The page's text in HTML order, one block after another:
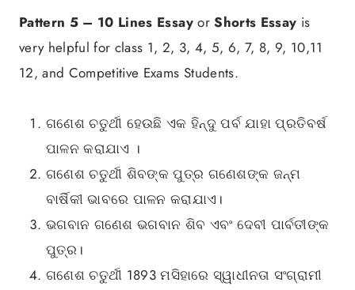
Pattern 5 – 10 Lines EssayorShorts Essay is
very helpful for class 1, 2, 3, 4, 5, 6, 7, 8, 9, 10,11
12, and Competitive Exams Students.
ଗଣେଶ ଚତୁର୍ଥୀ ହେଉଛି ଏକ ହିନ୍ଦୁ ପର୍ବ ଯାହା ପ୍ରତିବର୍ଷ
ପାଳନ କରାଯାଏ ।
ଗଣେଶ ଚତୁର୍ଥୀ ଶିବଙ୍କ ପୁତ୍ର ଗଣେଶଙ୍କ ଜନ୍ମ
ବାର୍ଷିକୀ ଭାବରେ ପାଳନ କରାଯାଏ।
ଭଗବାନ ଗଣେଶ ଭଗବାନ ଶିବ ଏବଂ ଦେବୀ ପାର୍ବତୀଙ୍କ
ପୁତ୍ର।
ଗଣେଶ ଚତୁର୍ଥୀ 1893 ମସିହାରେ ସ୍ୱାଧୀନତା ସଂଗ୍ରାମୀ